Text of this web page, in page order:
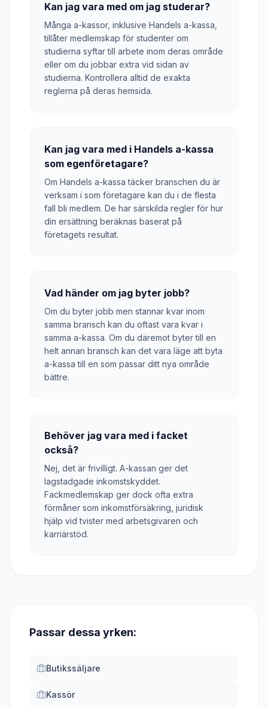
Kan jag vara med om jag studerar?
Många a-kassor, inklusive Handels a-kassa,
tillåter medlemskap för studenter om
studierna syftar till arbete inom deras område
eller om du jobbar extra vid sidan av
studierna. Kontrollera alltid de exakta
reglerna på deras hemsida.
Kan jag vara med i Handels a-kassa
som egenföretagare?
Om Handels a-kassa täcker branschen du är
verksam i som företagare kan du i de flesta
fall bli medlem. De har särskilda regler för hur
din ersättning beräknas baserat på
företagets resultat.
Vad händer om jag byter jobb?
Om du byter jobb men stannar kvar inom
samma bransch kan du oftast vara kvar i
samma a-kassa. Om du däremot byter till en
helt annan bransch kan det vara läge att byta
a-kassa till en som passar ditt nya område
bättre.
Behöver jag vara med i facket
också?
Nej, det är frivilligt. A-kassan ger det
lagstadgade inkomstskyddet.
Fackmedlemskap ger dock ofta extra
förmåner som inkomstförsäkring, juridisk
hjälp vid tvister med arbetsgivaren och
karriärstöd.
Passar dessa yrken:
Butikssäljare
Kassör